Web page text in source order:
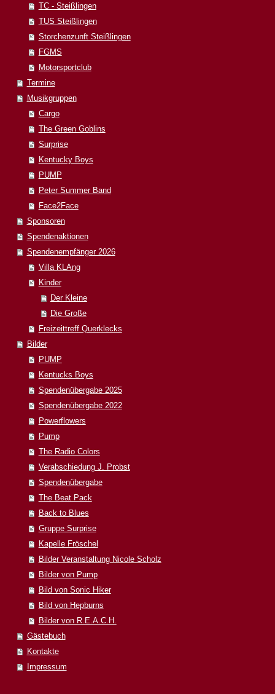
TC - Steißlingen
TUS Steißlingen
Storchenzunft Steißlingen
FGMS
Motorsportclub
Termine
Musikgruppen
Cargo
The Green Goblins
Surprise
Kentucky Boys
PUMP
Peter Summer Band
Face2Face
Sponsoren
Spendenaktionen
Spendenempfänger 2026
Villa KLAng
Kinder
Der Kleine
Die Große
Freizeittreff Querklecks
Bilder
PUMP
Kentucks Boys
Spendenübergabe 2025
Spendenübergabe 2022
Powerflowers
Pump
The Radio Colors
Verabschiedung J. Probst
Spendenübergabe
The Beat Pack
Back to Blues
Gruppe Surprise
Kapelle Fröschel
Bilder Veranstaltung Nicole Scholz
Bilder von Pump
Bild von Sonic Hiker
Bild von Hepburns
Bilder von R.E.A.C.H.
Gästebuch
Kontakte
Impressum